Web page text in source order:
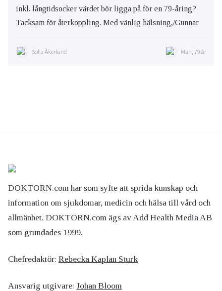
inkl. långtidsocker värdet bör ligga på för en 79-åring?
Tacksam för återkoppling. Med vänlig hälsning,/Gunnar
Sofia Åkerlund Man, 79 år
DOKTORN.com har som syfte att sprida kunskap och
information om sjukdomar, medicin och hälsa till vård och
allmänhet. DOKTORN.com ägs av Add Health Media AB
som grundades 1999.
Chefredaktör: Rebecka Kaplan Sturk
Ansvarig utgivare: Johan Bloom